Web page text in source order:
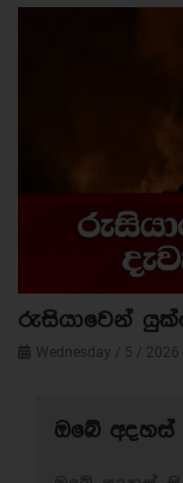
රුසියාවෙන්
Wednesday / 5 / 2026
ඔබේ අදහස්